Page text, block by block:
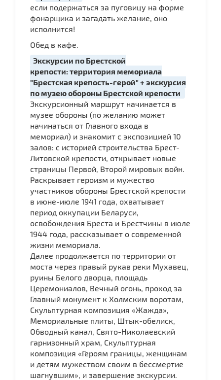
если подержаться за пуговицу на форме
фонарщика и загадать желание, оно
исполнится!
Обед в кафе.
Экскурсии по Брестской
крепости: территория мемориала
"Брестская крепость-герой" + экскурсия
по музею обороны Брестской крепости
Экскурсионный маршрут начинается в
музее обороны (по желанию может
начинаться от Главного входа в
мемориал) и знакомит с экспозицией 10
залов: с историей строительства Брест-
Литовской крепости, открывает новые
страницы Первой, Второй мировых войн.
Раскрывает героизм и мужество
участников обороны Брестской крепости
в июне-июле 1941 года, охватывает
период оккупации Беларуси,
освобождения Бреста и Брестчины в июле
1944 года, рассказывает о современной
жизни мемориала.
Далее продолжается по территории от
моста через правый рукав реки Мухавец,
руины Белого дворца, площадь
Церемониалов, Вечный огонь, проход за
Главный монумент к Холмским воротам,
Скульптурная композиция «Жажда»,
Мемориальные плиты, Штык-обелиск,
Обводный канал, Свято-Николаевский
гарнизонный храм, Скульптурная
композиция «Героям границы, женщинам
и детям мужеством своим в бессмертие
шагнувшим», и завершение экскурсии.